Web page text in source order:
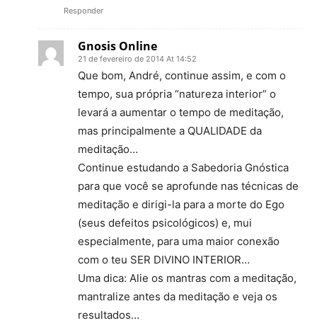
Responder
Gnosis Online
21 de fevereiro de 2014 At 14:52
Que bom, André, continue assim, e com o
tempo, sua própria “natureza interior” o
levará a aumentar o tempo de meditação,
mas principalmente a QUALIDADE da
meditação…
Continue estudando a Sabedoria Gnóstica
para que você se aprofunde nas técnicas de
meditação e dirigi-la para a morte do Ego
(seus defeitos psicológicos) e, mui
especialmente, para uma maior conexão
com o teu SER DIVINO INTERIOR…
Uma dica: Alie os mantras com a meditação,
mantralize antes da meditação e veja os
resultados…